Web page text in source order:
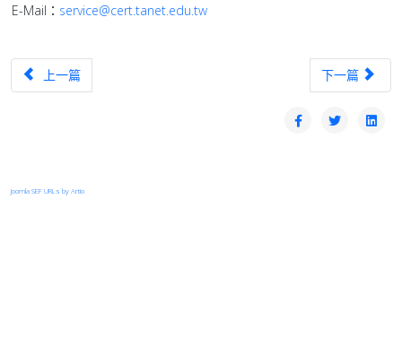
E-Mail： service@cert.tanet.edu.tw
上一篇文章：【漏洞預警】帝緯系統整合｜公文製作跨瀏覽器元
上一篇 下一篇文章：
下一篇
Joomla SEF URLs by Artio